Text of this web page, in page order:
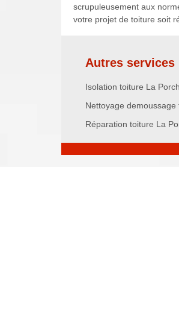
scrupuleusement aux
votre projet de toiture soit
Autres services
Isolation toiture La
Nettoyage
Réparation toiture La